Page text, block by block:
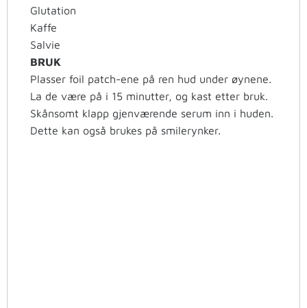
Glutation
Kaffe
Salvie
BRUK
Plasser foil patch-ene på ren hud under øynene.
La de være på i 15 minutter, og kast etter bruk.
Skånsomt klapp gjenværende serum inn i huden.
Dette kan også brukes på smilerynker.